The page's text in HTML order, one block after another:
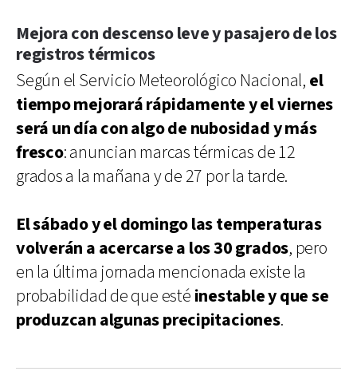
Mejora con descenso leve y pasajero de los
registros térmicos
Según el Servicio Meteorológico Nacional, el
tiempo mejorará rápidamente y el viernes
será un día con algo de nubosidad y más
fresco: anuncian marcas térmicas de 12
grados a la mañana y de 27 por la tarde.
El sábado y el domingo las temperaturas
volverán a acercarse a los 30 grados, pero
en la última jornada mencionada existe la
probabilidad de que esté inestable y que se
produzcan algunas precipitaciones.